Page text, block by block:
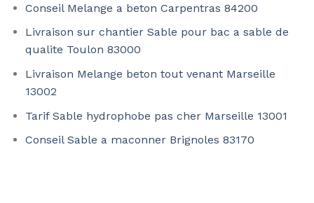
Conseil Melange a beton Carpentras 84200
Livraison sur chantier Sable pour bac a sable de
qualite Toulon 83000
Livraison Melange beton tout venant Marseille
13002
Tarif Sable hydrophobe pas cher Marseille 13001
Conseil Sable a maconner Brignoles 83170